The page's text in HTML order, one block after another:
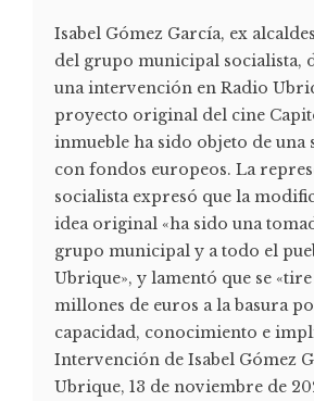
Isabel Gómez García, ex
del grupo municipal socialista,
una intervención en Radio
proyecto original del cine
inmueble ha sido objeto de una
con fondos europeos. La
socialista expresó que la
idea original «ha sido una
grupo municipal y a todo el
Ubrique», y lamentó que se
millones de euros a la basura
capacidad, conocimiento e
Intervención de Isabel Gómez
Ubrique, 13 de noviembre de